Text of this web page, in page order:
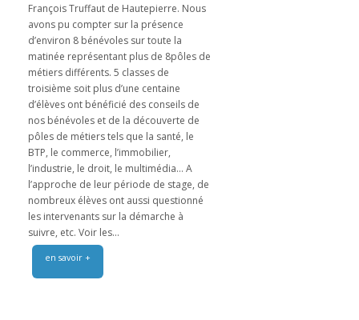
François Truffaut de Hautepierre. Nous
avons pu compter sur la présence
d’environ 8 bénévoles sur toute la
matinée représentant plus de 8pôles de
métiers différents. 5 classes de
troisième soit plus d’une centaine
d’élèves ont bénéficié des conseils de
nos bénévoles et de la découverte de
pôles de métiers tels que la santé, le
BTP, le commerce, l’immobilier,
l’industrie, le droit, le multimédia… A
l’approche de leur période de stage, de
nombreux élèves ont aussi questionné
les intervenants sur la démarche à
suivre, etc. Voir les...
en savoir +